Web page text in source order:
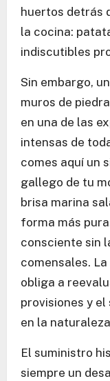
huertos detrás
la cocina:
indiscutibles
Sin embargo,
muros de
en una de las
intensas de
comes aquí un
gallego de tu
brisa marina
forma más
consciente sin
comensales.
obliga a
provisiones y
en la
El suministro
siempre un